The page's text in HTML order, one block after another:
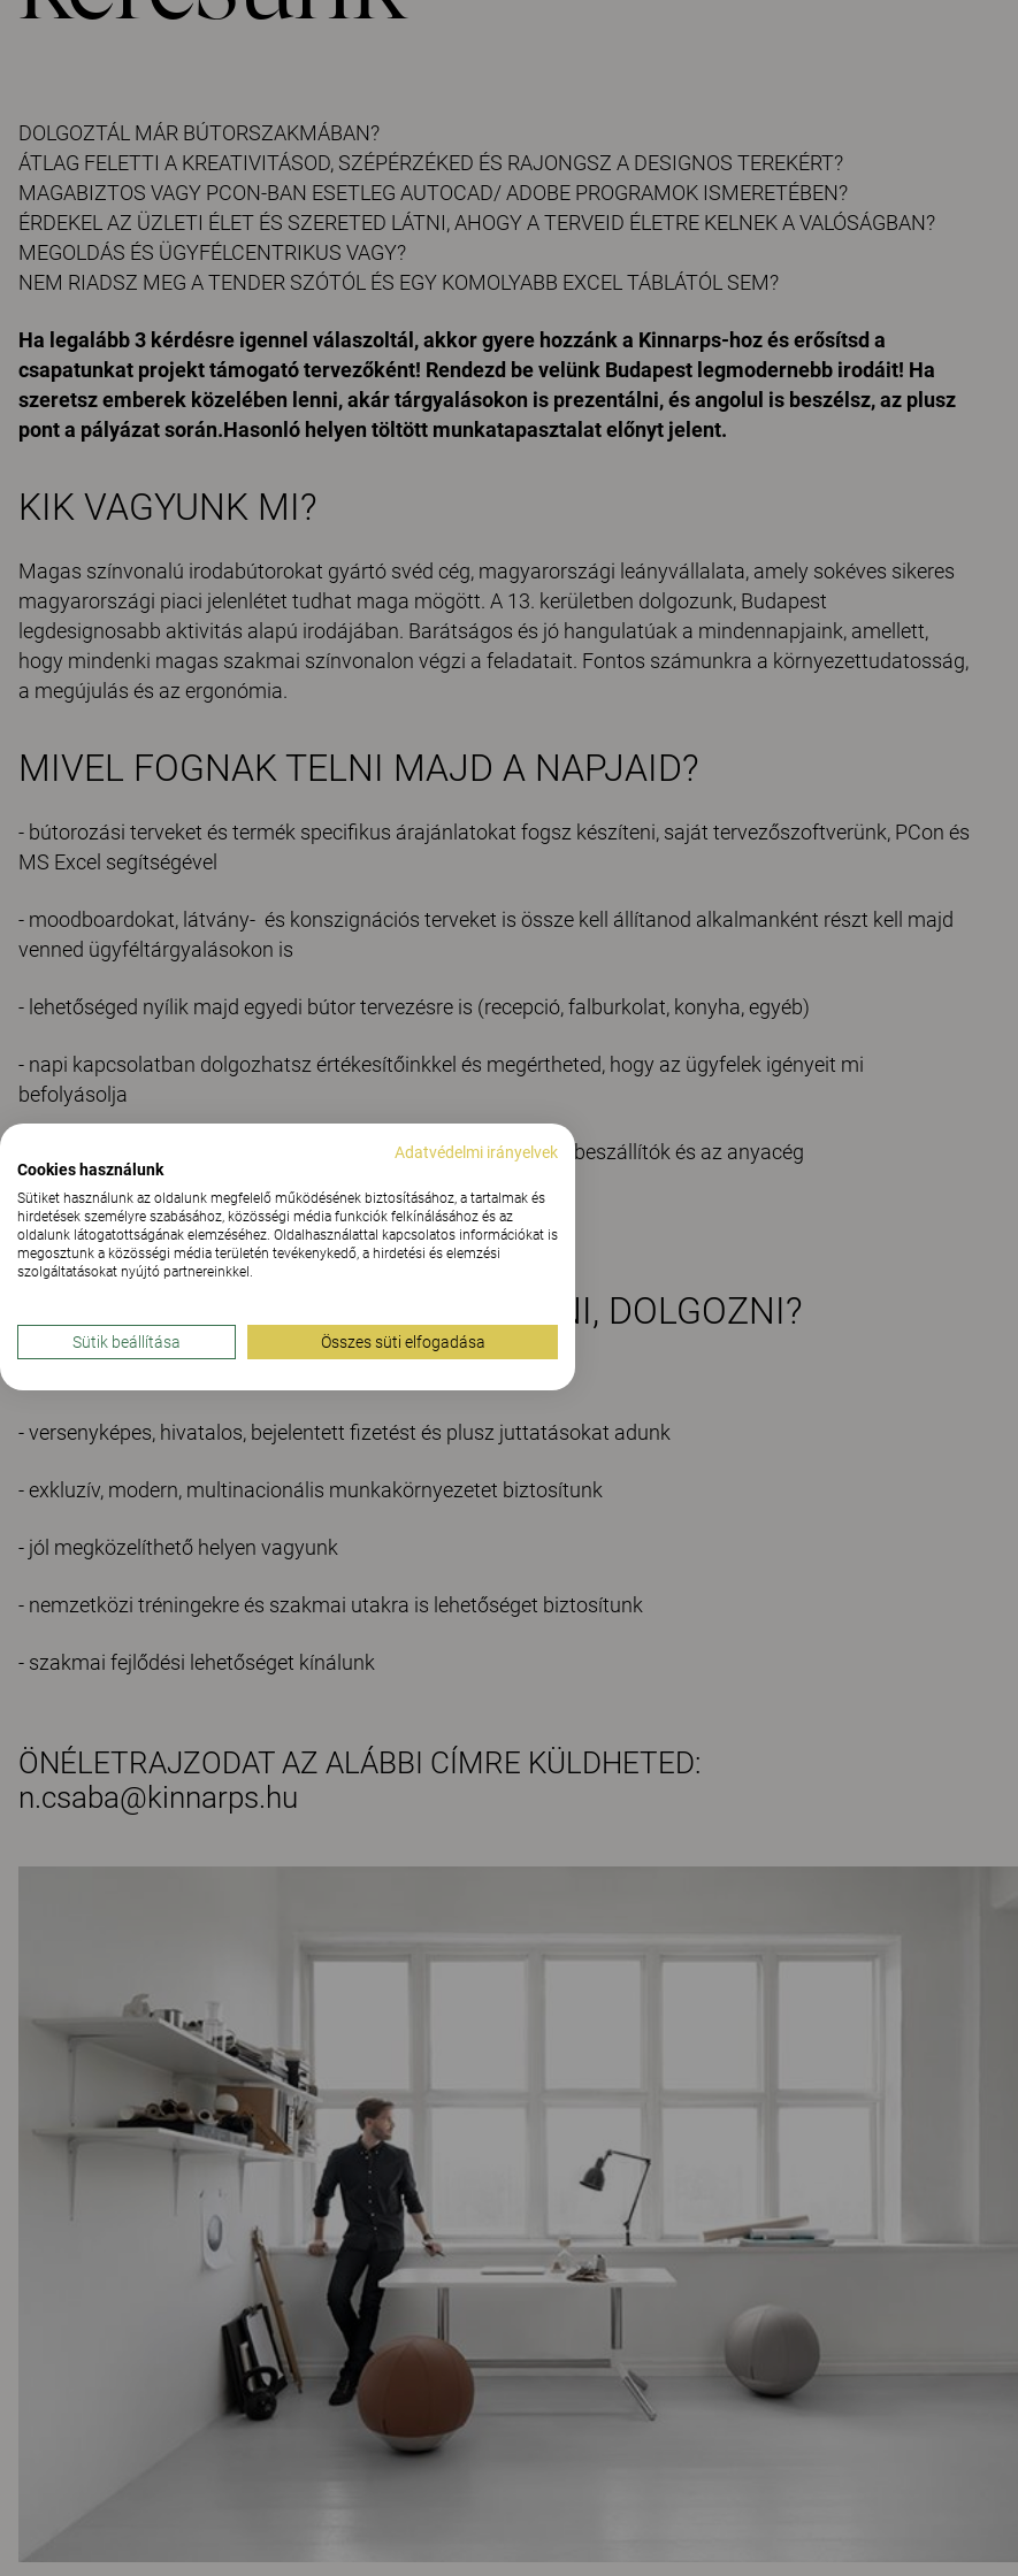
DOLGOZTÁL MÁR BÚTORSZAKMÁBAN?
ÁTLAG FELETTI A KREATIVITÁSOD, SZÉPÉRZÉKED ÉS RAJONGSZ A DESIGNOS TEREKÉRT?
MAGABIZTOS VAGY PCON-BAN ESETLEG AUTOCAD/ ADOBE PROGRAMOK ISMERETÉBEN?
ÉRDEKEL AZ ÜZLETI ÉLET ÉS SZERETED LÁTNI, AHOGY A TERVEID ÉLETRE KELNEK A VALÓSÁGBAN?
MEGOLDÁS ÉS ÜGYFÉLCENTRIKUS VAGY?
NEM RIADSZ MEG A TENDER SZÓTÓL ÉS EGY KOMOLYABB EXCEL TÁBLÁTÓL SEM?
Ha legalább 3 kérdésre igennel válaszoltál, akkor gyere hozzánk a Kinnarps-hoz és erősítsd a
csapatunkat projekt támogató tervezőként! Rendezd be velünk Budapest legmodernebb irodáit! Ha
szeretsz emberek közelében lenni, akár tárgyalásokon is prezentálni, és angolul is beszélsz, az plusz
pont a pályázat során.Hasonló helyen töltött munkatapasztalat előnyt jelent.
KIK VAGYUNK MI?
Magas színvonalú irodabútorokat gyártó svéd cég, magyarországi leányvállalata, amely sokéves sikeres
magyarországi piaci jelenlétet tudhat maga mögött. A 13. kerületben dolgozunk, Budapest
legdesignosabb aktivitás alapú irodájában. Barátságos és jó hangulatúak a mindennapjaink, amellett,
hogy mindenki magas szakmai színvonalon végzi a feladatait. Fontos számunkra a környezettudatosság,
a megújulás és az ergonómia.
MIVEL FOGNAK TELNI MAJD A NAPJAID?
- bútorozási terveket és termék specifikus árajánlatokat fogsz készíteni, saját tervezőszoftverünk, PCon és
MS Excel segítségével
- moodboardokat, látvány- és konszignációs terveket is össze kell állítanod alkalmanként részt kell majd
venned ügyféltárgyalásokon is
- lehetőséged nyílik majd egyedi bútor tervezésre is (recepció, falburkolat, konyha, egyéb)
- napi kapcsolatban dolgozhatsz értékesítőinkkel és megértheted, hogy az ügyfelek igényeit mi
befolyásolja
- folyamatosan képzésben leszel az irodai trendekből, illetve a beszállítók és az anyacég
termékpalettájából
MIÉRT ÉRDEMES HOZZÁNK JÖNNI, DOLGOZNI?
- versenyképes, hivatalos, bejelentett fizetést és plusz juttatásokat adunk
- exkluzív, modern, multinacionális munkakörnyezetet biztosítunk
- jól megközelíthető helyen vagyunk
- nemzetközi tréningekre és szakmai utakra is lehetőséget biztosítunk
- szakmai fejlődési lehetőséget kínálunk
ÖNÉLETRAJZODAT AZ ALÁBBI CÍMRE KÜLDHETED:
n.csaba@kinnarps.hu
Adatvédelmi irányelvek
Cookies használunk
Sütiket használunk az oldalunk megfelelő működésének biztosításához, a tartalmak és
hirdetések személyre szabásához, közösségi média funkciók felkínálásához és az
oldalunk látogatottságának elemzéséhez. Oldalhasználattal kapcsolatos információkat is
megosztunk a közösségi média területén tevékenykedő, a hirdetési és elemzési
szolgáltatásokat nyújtó partnereinkkel.
Sütik beállítása Összes süti elfogadása